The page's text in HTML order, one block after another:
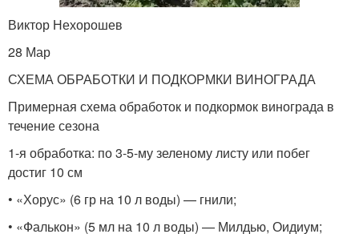
Виктор Нехорошев
28 Мар
СХЕМА ОБРАБОТКИ И ПОДКОРМКИ ВИНОГРАДА
Примерная схема обработок и подкормок винограда в
течение сезона
1-я обработка: по 3-5-му зеленому листу или побег
достиг 10 см
• «Хорус» (6 гр на 10 л воды) — гнили;
• «Фалькон» (5 мл на 10 л воды) — Милдью, Оидиум;